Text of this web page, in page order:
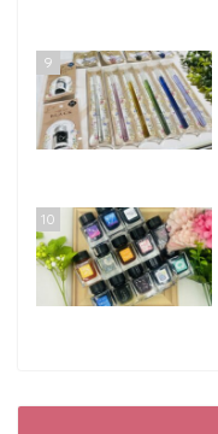
9
10